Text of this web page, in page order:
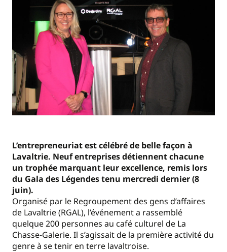
L’entrepreneuriat est célébré de belle façon à
Lavaltrie. Neuf entreprises détiennent chacune
un trophée marquant leur excellence, remis lors
du Gala des Légendes tenu mercredi dernier (8
juin).
Organisé par le Regroupement des gens d’affaires
de Lavaltrie (RGAL), l’événement a rassemblé
quelque 200 personnes au café culturel de La
Chasse-Galerie. Il s’agissait de la première activité du
genre à se tenir en terre lavaltroise.